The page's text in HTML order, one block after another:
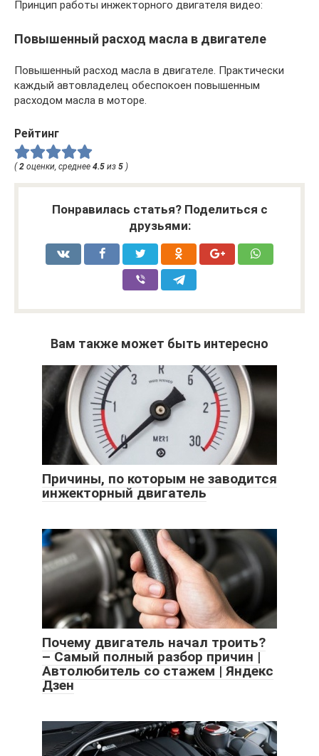
Принцип работы инжекторного двигателя видео:
Повышенный расход масла в двигателе
Повышенный расход масла в двигателе. Практически
каждый автовладелец обеспокоен повышенным
расходом масла в моторе.
Рейтинг
( 2 оценки, среднее 4.5 из 5 )
Понравилась статья? Поделиться с
друзьями:
Вам также может быть интересно
Причины, по которым не заводится
инжекторный двигатель
Почему двигатель начал троить?
– Самый полный разбор причин |
Автолюбитель со стажем | Яндекс
Дзен